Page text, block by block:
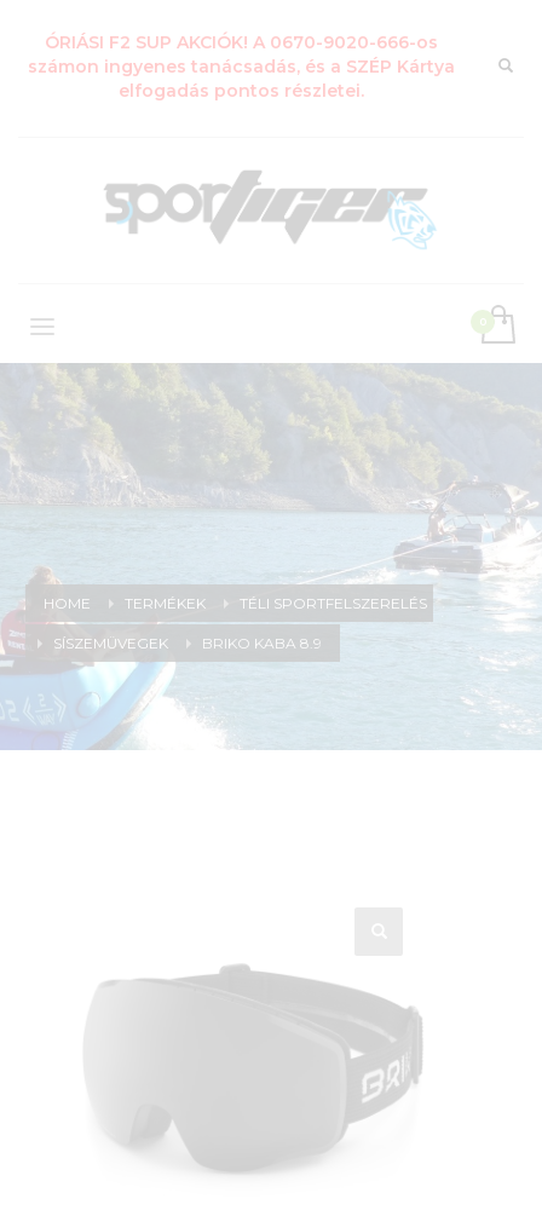
ÓRIÁSI F2 SUP AKCIÓK! A 0670-9020-666-os
számon ingyenes tanácsadás, és a SZÉP Kártya
elfogadás pontos részletei.
HOME TERMÉKEK TÉLI SPORTFELSZERELÉS
SÍSZEMÜVEGEK BRIKO KABA 8.9